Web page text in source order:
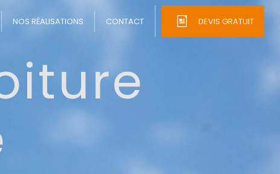
NOS RÉALISATIONS CONTACT DEVIS GRATUIT